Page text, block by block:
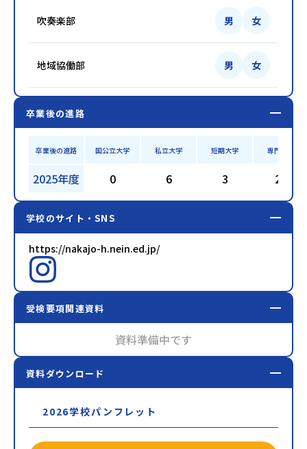
吹奏楽部 男 女
地域協働部 男 女
卒業後の進路
卒業後の進路 国公立大学 私立大学 短期大学 専門学校
2025年度 0 6 3 25
学校のサイト・SNS
https://nakajo-h.nein.ed.jp/
受検要項関連資料
資料準備中です
資料ダウンロード
2026学校パンフレット